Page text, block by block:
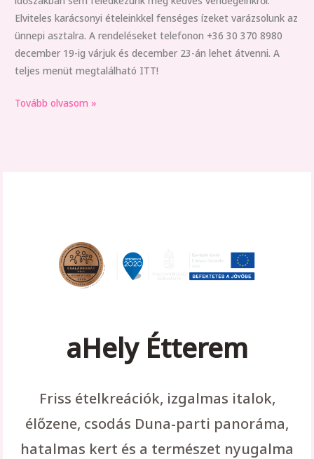
Elviteles karácsonyi ételeinkkel fenséges ízeket varázsolunk az
ünnepi asztalra. A rendeléseket telefonon +36 30 370 8980
december 19-ig várjuk és december 23-án lehet átvenni. A
teljes menüt megtalálható ITT!
Tovább olvasom »
aHely Étterem
Friss ételkreációk, izgalmas italok,
élőzene, csodás Duna-parti panoráma,
hatalmas kert és a természet nyugalma